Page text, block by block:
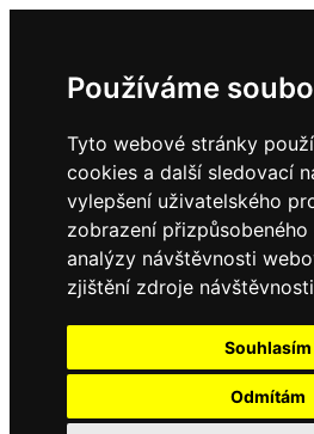
Používáme
Tyto webové stránky
cookies a další sledovací
vylepšení uživatelského
zobrazení přizpůsobeného
analýzy návštěvnosti
zjištění zdroje
Souhlasím
Odmítám